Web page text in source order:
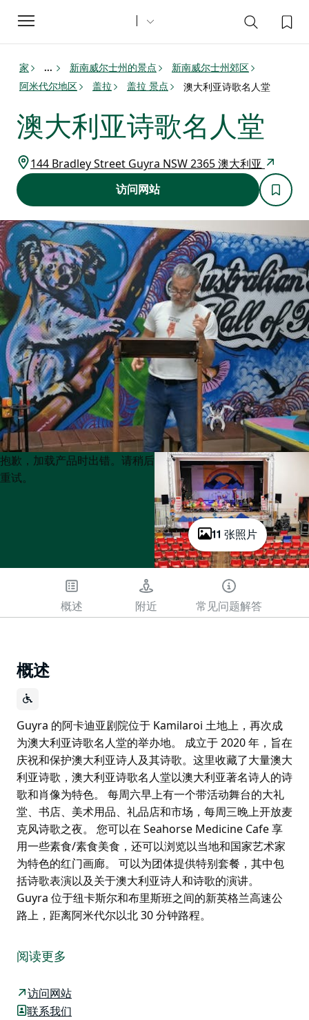
Toggle
navigation
家 ... 新南威尔士州的景点
新南威尔士州郊区
阿米代尔地区
盖拉 盖拉 景点 澳大利亚诗歌名人堂
澳大利亚诗歌名人堂
144 Bradley Street Guyra NSW 2365 澳大利亚
访问网站
11 张照片
Product
List
Product
List
抱歉，加载产品时出错。请稍后
重试。
概述 附近 常见问题解答
概述
Guyra 的阿卡迪亚剧院位于 Kamilaroi 土地上，再次成
为澳大利亚诗歌名人堂的举办地。 成立于 2020 年，旨在
庆祝和保护澳大利亚诗人及其诗歌。这里收藏了大量澳大
利亚诗歌，澳大利亚诗歌名人堂以澳大利亚著名诗人的诗
歌和肖像为特色。 每周六早上有一个带活动舞台的大礼
堂、书店、美术用品、礼品店和市场，每周三晚上开放麦
克风诗歌之夜。 您可以在 Seahorse Medicine Cafe 享
用一些素食/素食美食，还可以浏览以当地和国家艺术家
为特色的红门画廊。 可以为团体提供特别套餐，其中包
括诗歌表演以及关于澳大利亚诗人和诗歌的演讲。
Guyra 位于纽卡斯尔和布里斯班之间的新英格兰高速公
路上，距离阿米代尔以北 30 分钟路程。
为澳大利亚诗歌名人堂的举办地。
歌。这里收藏了大量澳大利亚诗歌，澳大利亚诗歌名人堂
以澳大利亚著名诗人的诗歌和肖像为特色。
阅读更多
访问网站
联系我们